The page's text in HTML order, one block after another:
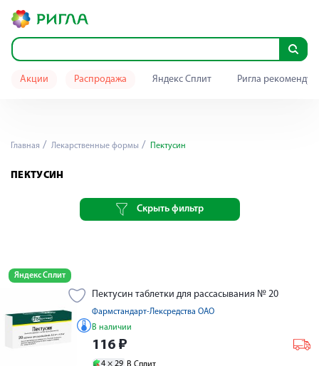
Акции Распродажа Яндекс Сплит Ригла
Главная Лекарственные формы Пектусин
ПЕКТУСИН
Скрыть фильтр
Яндекс Сплит
Пектусин таблетки для рассасывания № 20
Фармстандарт-Лексредства ОАО
В наличии
116 ₽
4 × 29 В Сплит